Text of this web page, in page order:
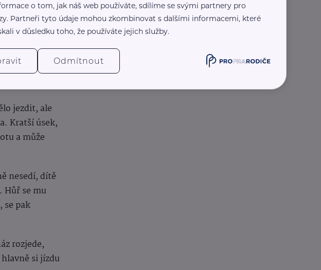
stává
jezdit, ale
Kratší úsek,
a může
nesedí, dítě
Hůř se mu
se pak
rozjede,
si jízdu
o tom, jak náš web používáte, sdílíme se svými partnery pro
Partneři tyto údaje mohou zkombinovat s dalšími informacemi, které
v důsledku toho, že používáte jejich služby.
Odmítnout